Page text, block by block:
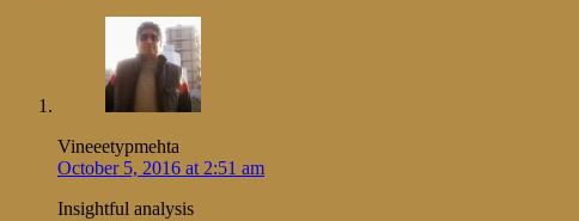
Vineeetypmehta
October 5, 2016 at 2:51 am
Insightful analysis